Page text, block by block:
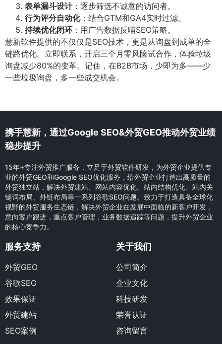
表单漏斗设计：逐步筛选不诚意的访问者。
行为评分自动化：结合GTM和GA4实时过滤。
持续优化闭环：用广告数据反哺SEO策略。
慧新软件提供的不仅仅是SEO技术，更是从询盘到成单的全
链路优化。立即联系，开启三个月零风险试合作，体验垃圾
询盘减少80%的变革。记住，在B2B市场，少即为多——少
一些垃圾询盘，多一些成交机会。
携手慧新，通过Google SEO&外贸GEO推动外贸业绩
稳步提升
15年+专注外贸推广服务，立足于外贸软件研发，为外贸企业提供专
业的外贸GEO和Google SEO优化服务，给外贸企业打造出高质量的
外贸独立站，解决外贸建站、网站内容优化、站内结构优化、站内关
键词布局、外链布局等一系列谷歌SEO问题。致力于打造具备全球化
视野的外贸服务生态链，解决外贸企业在发展中面临的新客户开发，
意向客户跟进，重点客户管理，业务数据追踪等问题，提升外贸企业
的核心竞争力。
服务支持
外贸GEO
谷歌SEO
效果保证
外贸建站
SEO案例
关于我们
公司简介
企业文化
科技研发
荣誉认证
咨询留言